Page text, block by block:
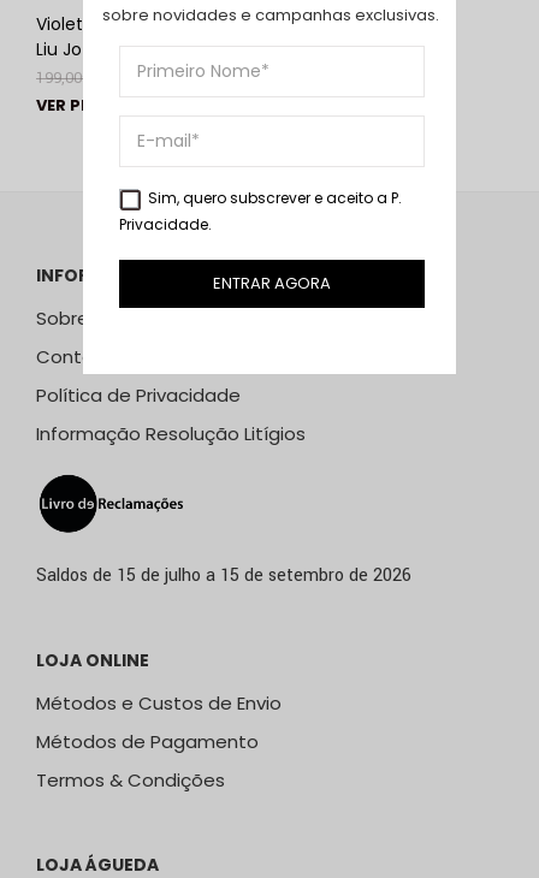
Violet 08 Rose Gold |
Liu Jo
199,00€ €
VER PRODUTO
INFORMAÇÕES
Sobre Nós
Contactos
Política de Privacidade
Informação Resolução Litígios
Saldos de 15 de julho a 15 de setembro de 2026
LOJA ONLINE
Métodos e Custos de Envio
Métodos de Pagamento
Termos & Condições
LOJA ÁGUEDA
sobre novidades e campanhas exclusivas.
Sim, quero subscrever e aceito a P.
Privacidade.
ENTRAR AGORA